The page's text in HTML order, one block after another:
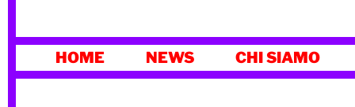
AL
HOME NEWS CHI SIAMO